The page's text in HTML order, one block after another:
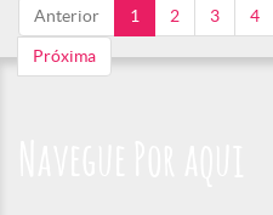
Anterior 1 2 3 4
Próxima